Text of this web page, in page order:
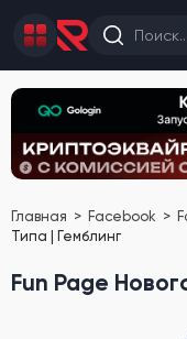
Главная Facebook
Типа | Гемблинг
Fun Page